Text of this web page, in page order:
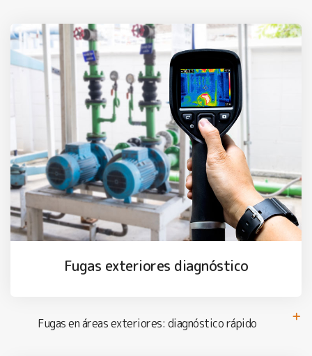
Fugas exteriores diagnóstico
Fugas en áreas exteriores: diagnóstico rápido